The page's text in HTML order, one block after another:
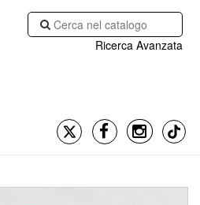
Ricerca Avanzata